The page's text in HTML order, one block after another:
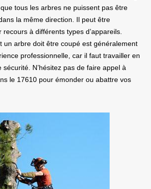
tous les arbres ne puissent pas être
la même direction. Il peut être
recours à différents types d’appareils.
un arbre doit être coupé est généralement
professionnelle, car il faut travailler en
N’hésitez pas de faire appel à
le 17610 pour émonder ou abattre vos